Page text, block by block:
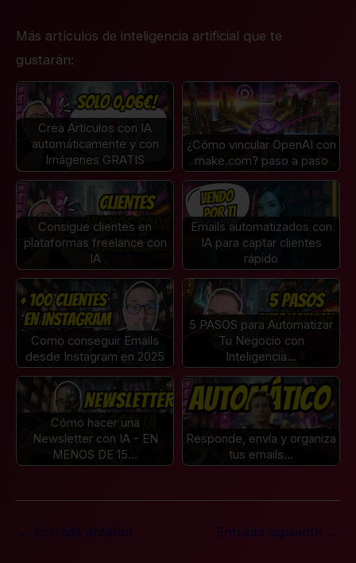
Más artículos de inteligencia artificial que te
gustarán:
Crea Artículos con IA
automáticamente y con
Imágenes GRATIS
¿Cómo vincular OpenAI con
make.com? paso a paso
Consigue clientes en
plataformas freelance con
IA
Emails automatizados con
IA para captar clientes
rápido
Como conseguir Emails
desde Instagram en 2025
5 PASOS para Automatizar
Tu Negocio con
Inteligencia…
Cómo hacer una
Newsletter con IA - EN
MENOS DE 15…
Responde, envía y organiza
tus emails…
← Entrada anterior Entrada siguiente →